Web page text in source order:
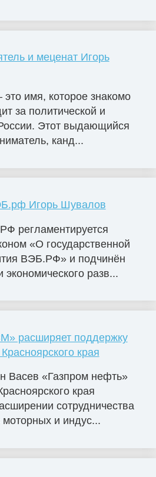
и меценат Игорь
имя, которое знакомо
за политической и
Этот выдающийся
канд...
Игорь Шувалов
регламентируется
«О государственной
ВЭБ.РФ» и подчинён
разв...
расширяет поддержку
края
Васев «Газпром нефть»
края
сотрудничества
и индус...